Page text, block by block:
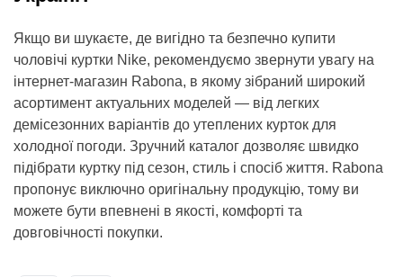
Якщо ви шукаєте, де вигідно та безпечно купити
чоловічі куртки Nike, рекомендуємо звернути увагу на
інтернет-магазин Rabona, в якому зібраний широкий
асортимент актуальних моделей — від легких
демісезонних варіантів до утеплених курток для
холодної погоди. Зручний каталог дозволяє швидко
підібрати куртку під сезон, стиль і спосіб життя. Rabona
пропонує виключно оригінальну продукцію, тому ви
можете бути впевнені в якості, комфорті та
довговічності покупки.